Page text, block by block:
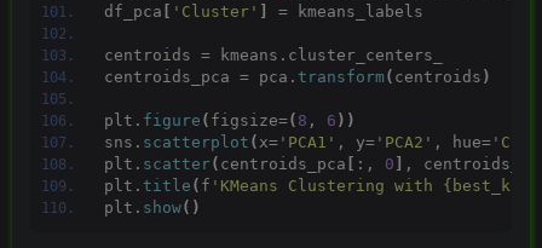
df_pca
'Cluster' = kmeans_labels
centroids = kmeans.cluster_centers_
centroids_pca = pca. transform ( centroids )
plt. figure ( figsize=( 8 , 6 ))
sns. scatterplot ( x= 'PCA1' , y= 'PCA2' , hue=
plt. scatter( centroids_pca :, 0
,
plt. title ( f 'KMeans Clustering with
plt. show()